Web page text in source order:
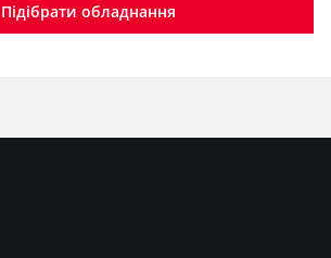
Підібрати обладнання